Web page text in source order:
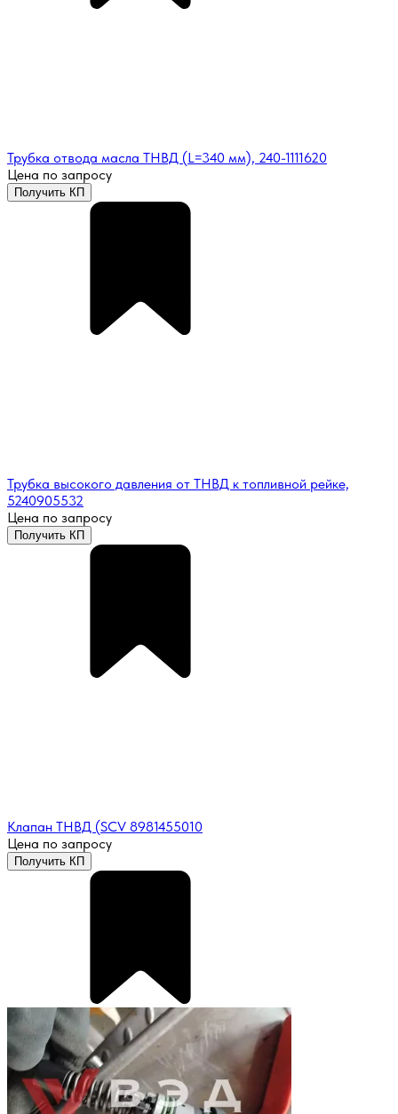
Трубка отвода масла ТНВД (L=340 мм), 240-1111620
Цена по запросу
Получить КП
Трубка высокого давления от ТНВД к топливной рейке,
5240905532
Цена по запросу
Получить КП
Клапан ТНВД (SCV 8981455010
Цена по запросу
Получить КП